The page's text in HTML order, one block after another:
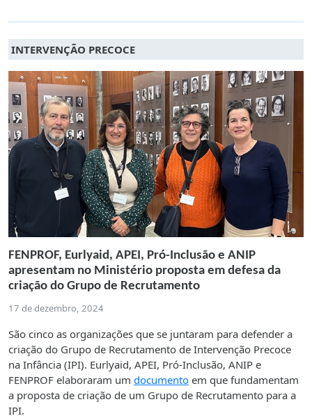
INTERVENÇÃO PRECOCE
FENPROF, Eurlyaid, APEI, Pró-Inclusão e ANIP
apresentam no Ministério proposta em defesa da
criação do Grupo de Recrutamento
17 de dezembro, 2024
São cinco as organizações que se juntaram para defender a
criação do Grupo de Recrutamento de Intervenção Precoce
na Infância (IPI). Eurlyaid, APEI, Pró-Inclusão, ANIP e
FENPROF elaboraram um documento em que fundamentam
a proposta de criação de um Grupo de Recrutamento para a
IPI.